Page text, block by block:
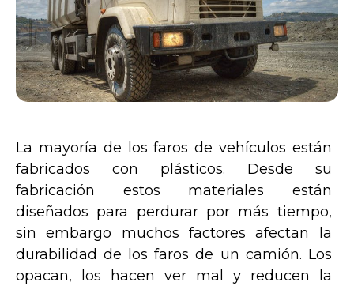
La mayoría de los faros de vehículos están
fabricados con plásticos. Desde su
fabricación estos materiales están
diseñados para perdurar por más tiempo,
sin embargo muchos factores afectan la
durabilidad de los faros de un camión. Los
opacan, los hacen ver mal y reducen la